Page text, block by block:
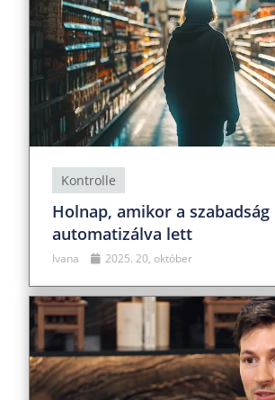
Kontrolle
Holnap, amikor a szabadság
automatizálva lett
Ivana 2025. 20, október